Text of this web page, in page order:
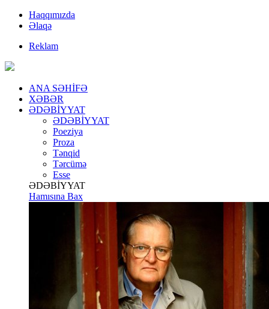
Haqqımızda
Əlaqə
Reklam
ANA SƏHİFƏ
XƏBƏR
ƏDƏBİYYAT
ƏDƏBİYYAT
Poeziya
Proza
Tənqid
Tərcümə
Esse
ƏDƏBİYYAT
Hamısına Bax